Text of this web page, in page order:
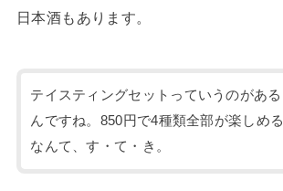
日本酒もあります。
テイスティングセットっていうのがある
んですね。850円で4種類全部が楽しめる
なんて、す・て・き。